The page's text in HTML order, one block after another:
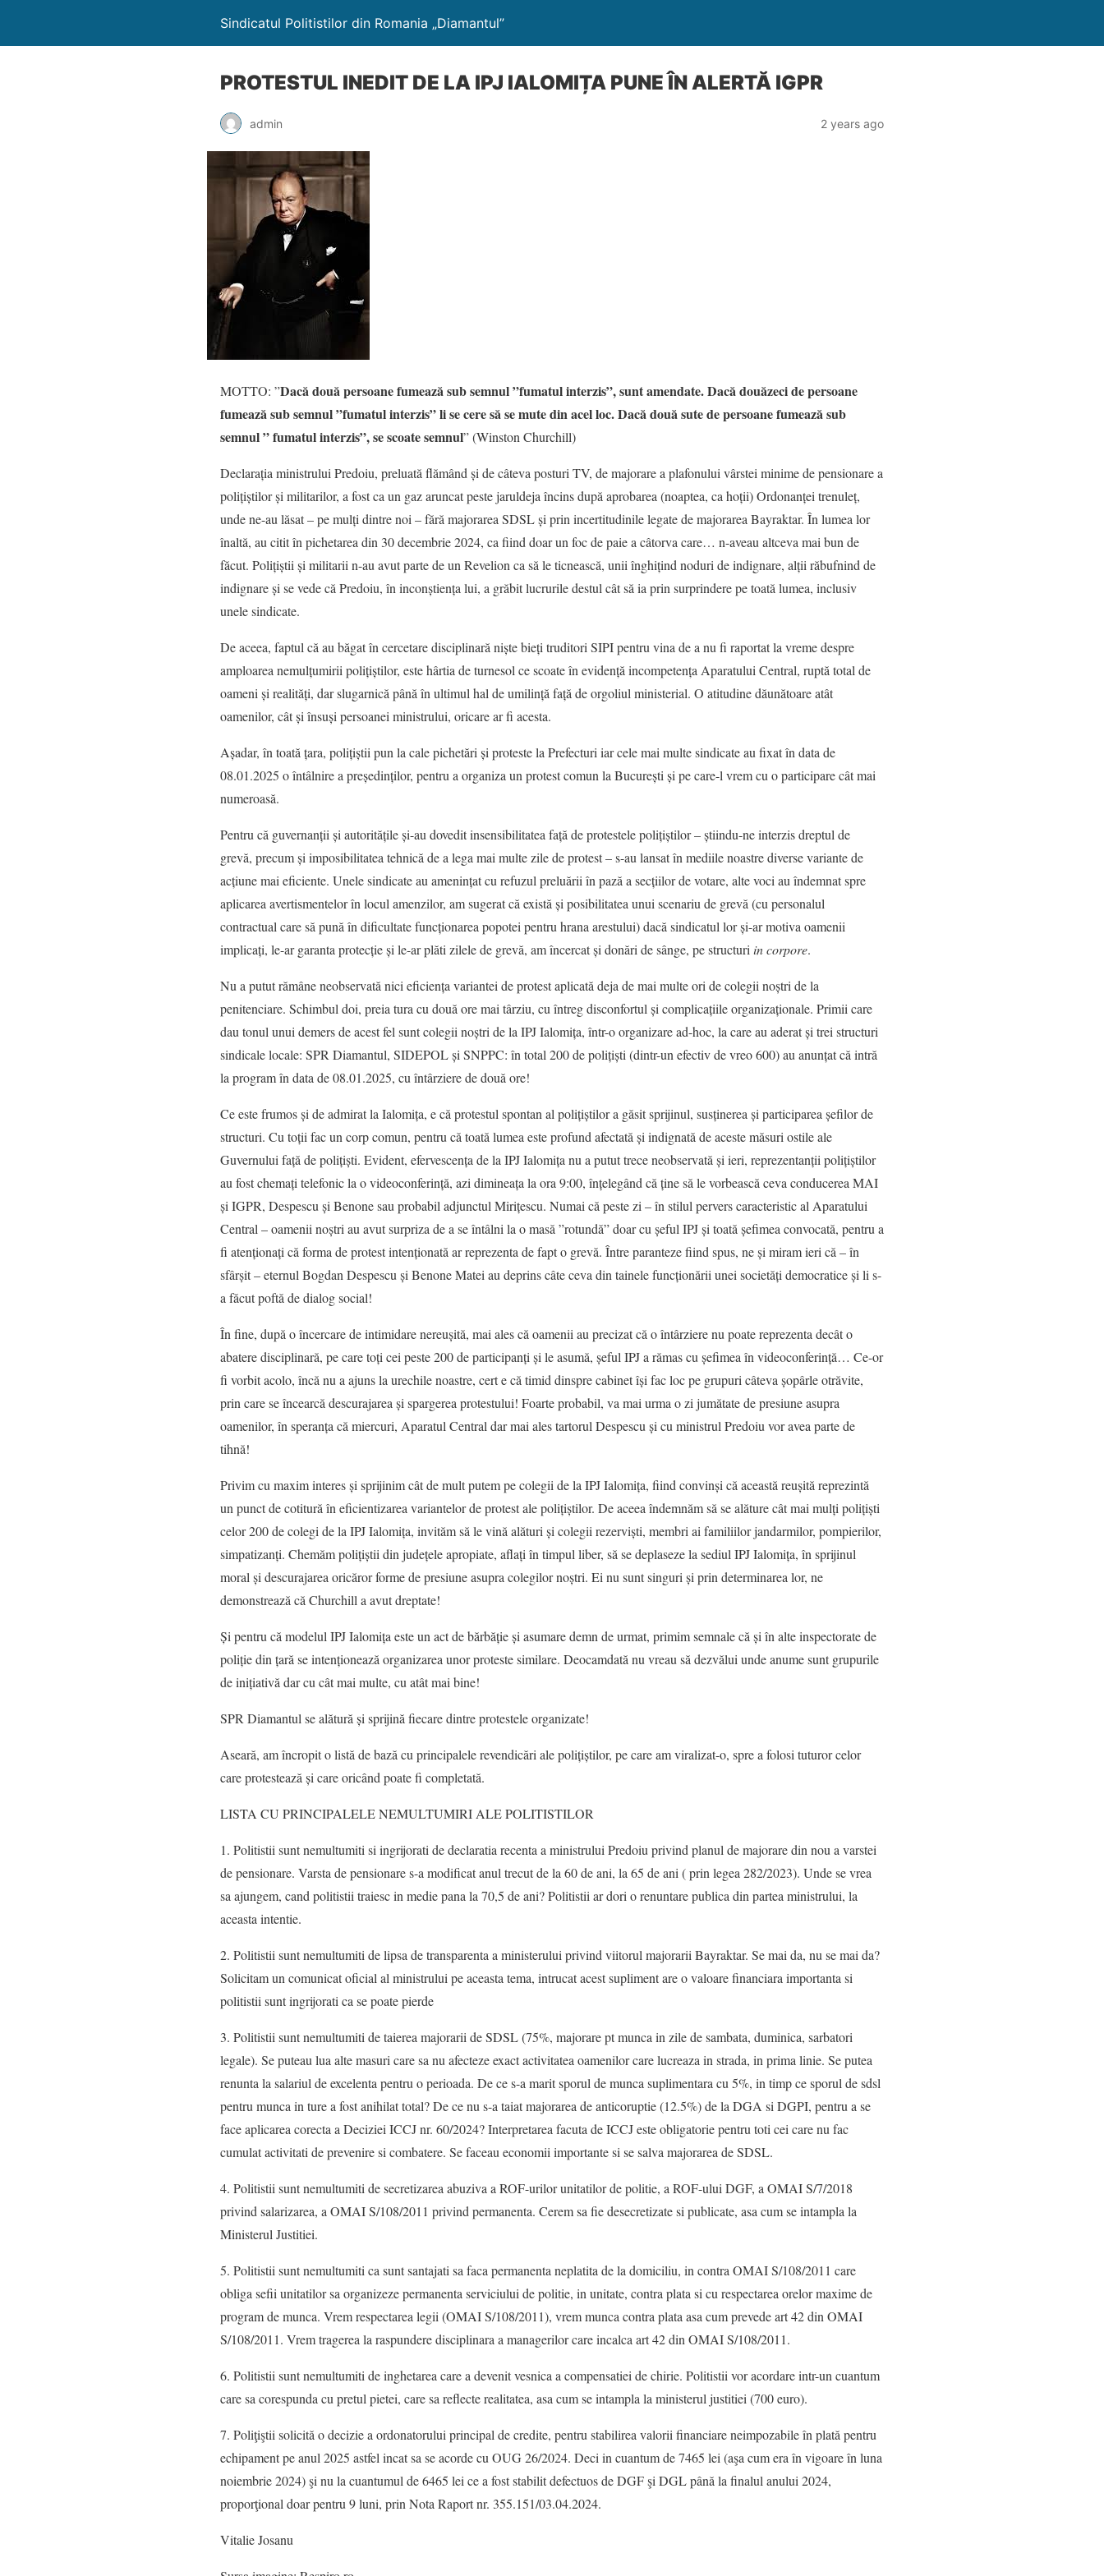
Sindicatul Politistilor din Romania „Diamantul”
PROTESTUL INEDIT DE LA IPJ IALOMIȚA PUNE ÎN ALERTĂ IGPR
admin 2 years ago
MOTTO: ”Dacă două persoane fumează sub semnul ”fumatul interzis”, sunt amendate. Dacă douăzeci de persoane
fumează sub semnul ”fumatul interzis” li se cere să se mute din acel loc. Dacă două sute de persoane fumează sub
semnul ” fumatul interzis”, se scoate semnul” (Winston Churchill)
Declarația ministrului Predoiu, preluată flămând și de câteva posturi TV, de majorare a plafonului vârstei minime de pensionare a
polițiștilor și militarilor, a fost ca un gaz aruncat peste jaruldeja încins după aprobarea (noaptea, ca hoții) Ordonanței trenuleț,
unde ne-au lăsat – pe mulți dintre noi – fără majorarea SDSL și prin incertitudinile legate de majorarea Bayraktar. În lumea lor
înaltă, au citit în pichetarea din 30 decembrie 2024, ca fiind doar un foc de paie a câtorva care… n-aveau altceva mai bun de
făcut. Polițiștii și militarii n-au avut parte de un Revelion ca să le ticnească, unii înghițind noduri de indignare, alții răbufnind de
indignare și se vede că Predoiu, în inconștiența lui, a grăbit lucrurile destul cât să ia prin surprindere pe toată lumea, inclusiv
unele sindicate.
De aceea, faptul că au băgat în cercetare disciplinară niște bieți truditori SIPI pentru vina de a nu fi raportat la vreme despre
amploarea nemulțumirii polițiștilor, este hârtia de turnesol ce scoate în evidență incompetența Aparatului Central, ruptă total de
oameni și realități, dar slugarnică până în ultimul hal de umilință față de orgoliul ministerial. O atitudine dăunătoare atât
oamenilor, cât și însuși persoanei ministrului, oricare ar fi acesta.
Așadar, în toată țara, polițiștii pun la cale pichetări și proteste la Prefecturi iar cele mai multe sindicate au fixat în data de
08.01.2025 o întâlnire a președinților, pentru a organiza un protest comun la București și pe care-l vrem cu o participare cât mai
numeroasă.
Pentru că guvernanții și autoritățile și-au dovedit insensibilitatea față de protestele polițiștilor – știindu-ne interzis dreptul de
grevă, precum și imposibilitatea tehnică de a lega mai multe zile de protest – s-au lansat în mediile noastre diverse variante de
acțiune mai eficiente. Unele sindicate au amenințat cu refuzul preluării în pază a secțiilor de votare, alte voci au îndemnat spre
aplicarea avertismentelor în locul amenzilor, am sugerat că există și posibilitatea unui scenariu de grevă (cu personalul
contractual care să pună în dificultate funcționarea popotei pentru hrana arestului) dacă sindicatul lor și-ar motiva oamenii
implicați, le-ar garanta protecție și le-ar plăti zilele de grevă, am încercat și donări de sânge, pe structuri in corpore.
Nu a putut rămâne neobservată nici eficiența variantei de protest aplicată deja de mai multe ori de colegii noștri de la
penitenciare. Schimbul doi, preia tura cu două ore mai târziu, cu întreg disconfortul și complicațiile organizaționale. Primii care
dau tonul unui demers de acest fel sunt colegii noștri de la IPJ Ialomița, într-o organizare ad-hoc, la care au aderat și trei structuri
sindicale locale: SPR Diamantul, SIDEPOL și SNPPC: în total 200 de polițiști (dintr-un efectiv de vreo 600) au anunțat că intră
la program în data de 08.01.2025, cu întârziere de două ore!
Ce este frumos și de admirat la Ialomița, e că protestul spontan al polițiștilor a găsit sprijinul, susținerea și participarea șefilor de
structuri. Cu toții fac un corp comun, pentru că toată lumea este profund afectată și indignată de aceste măsuri ostile ale
Guvernului față de polițiști. Evident, efervescența de la IPJ Ialomița nu a putut trece neobservată și ieri, reprezentanții polițiștilor
au fost chemați telefonic la o videoconferință, azi dimineața la ora 9:00, înțelegând că ține să le vorbească ceva conducerea MAI
și IGPR, Despescu și Benone sau probabil adjunctul Mirițescu. Numai că peste zi – în stilul pervers caracteristic al Aparatului
Central – oamenii noștri au avut surpriza de a se întâlni la o masă ”rotundă” doar cu șeful IPJ și toată șefimea convocată, pentru a
fi atenționați că forma de protest intenționată ar reprezenta de fapt o grevă. Între paranteze fiind spus, ne și miram ieri că – în
sfârșit – eternul Bogdan Despescu și Benone Matei au deprins câte ceva din tainele funcționării unei societăți democratice și li s-
a făcut poftă de dialog social!
În fine, după o încercare de intimidare nereușită, mai ales că oamenii au precizat că o întârziere nu poate reprezenta decât o
abatere disciplinară, pe care toți cei peste 200 de participanți și le asumă, șeful IPJ a rămas cu șefimea în videoconferință… Ce-or
fi vorbit acolo, încă nu a ajuns la urechile noastre, cert e că timid dinspre cabinet își fac loc pe grupuri câteva șopârle otrăvite,
prin care se încearcă descurajarea și spargerea protestului! Foarte probabil, va mai urma o zi jumătate de presiune asupra
oamenilor, în speranța că miercuri, Aparatul Central dar mai ales tartorul Despescu și cu ministrul Predoiu vor avea parte de
tihnă!
Privim cu maxim interes și sprijinim cât de mult putem pe colegii de la IPJ Ialomița, fiind convinși că această reușită reprezintă
un punct de cotitură în eficientizarea variantelor de protest ale polițiștilor. De aceea îndemnăm să se alăture cât mai mulți polițiști
celor 200 de colegi de la IPJ Ialomița, invităm să le vină alături și colegii rezerviști, membri ai familiilor jandarmilor, pompierilor,
simpatizanți. Chemăm polițiștii din județele apropiate, aflați în timpul liber, să se deplaseze la sediul IPJ Ialomița, în sprijinul
moral și descurajarea oricăror forme de presiune asupra colegilor noștri. Ei nu sunt singuri și prin determinarea lor, ne
demonstrează că Churchill a avut dreptate!
Și pentru că modelul IPJ Ialomița este un act de bărbăție și asumare demn de urmat, primim semnale că și în alte inspectorate de
poliție din țară se intenționează organizarea unor proteste similare. Deocamdată nu vreau să dezvălui unde anume sunt grupurile
de inițiativă dar cu cât mai multe, cu atât mai bine!
SPR Diamantul se alătură și sprijină fiecare dintre protestele organizate!
Aseară, am încropit o listă de bază cu principalele revendicări ale polițiștilor, pe care am viralizat-o, spre a folosi tuturor celor
care protestează și care oricând poate fi completată.
LISTA CU PRINCIPALELE NEMULTUMIRI ALE POLITISTILOR
1. Politistii sunt nemultumiti si ingrijorati de declaratia recenta a ministrului Predoiu privind planul de majorare din nou a varstei
de pensionare. Varsta de pensionare s-a modificat anul trecut de la 60 de ani, la 65 de ani ( prin legea 282/2023). Unde se vrea
sa ajungem, cand politistii traiesc in medie pana la 70,5 de ani? Politistii ar dori o renuntare publica din partea ministrului, la
aceasta intentie.
2. Politistii sunt nemultumiti de lipsa de transparenta a ministerului privind viitorul majorarii Bayraktar. Se mai da, nu se mai da?
Solicitam un comunicat oficial al ministrului pe aceasta tema, intrucat acest supliment are o valoare financiara importanta si
politistii sunt ingrijorati ca se poate pierde
3. Politistii sunt nemultumiti de taierea majorarii de SDSL (75%, majorare pt munca in zile de sambata, duminica, sarbatori
legale). Se puteau lua alte masuri care sa nu afecteze exact activitatea oamenilor care lucreaza in strada, in prima linie. Se putea
renunta la salariul de excelenta pentru o perioada. De ce s-a marit sporul de munca suplimentara cu 5%, in timp ce sporul de sdsl
pentru munca in ture a fost anihilat total? De ce nu s-a taiat majorarea de anticoruptie (12.5%) de la DGA si DGPI, pentru a se
face aplicarea corecta a Deciziei ICCJ nr. 60/2024? Interpretarea facuta de ICCJ este obligatorie pentru toti cei care nu fac
cumulat activitati de prevenire si combatere. Se faceau economii importante si se salva majorarea de SDSL.
4. Politistii sunt nemultumiti de secretizarea abuziva a ROF-urilor unitatilor de politie, a ROF-ului DGF, a OMAI S/7/2018
privind salarizarea, a OMAI S/108/2011 privind permanenta. Cerem sa fie desecretizate si publicate, asa cum se intampla la
Ministerul Justitiei.
5. Politistii sunt nemultumiti ca sunt santajati sa faca permanenta neplatita de la domiciliu, in contra OMAI S/108/2011 care
obliga sefii unitatilor sa organizeze permanenta serviciului de politie, in unitate, contra plata si cu respectarea orelor maxime de
program de munca. Vrem respectarea legii (OMAI S/108/2011), vrem munca contra plata asa cum prevede art 42 din OMAI
S/108/2011. Vrem tragerea la raspundere disciplinara a managerilor care incalca art 42 din OMAI S/108/2011.
6. Politistii sunt nemultumiti de inghetarea care a devenit vesnica a compensatiei de chirie. Politistii vor acordare intr-un cuantum
care sa corespunda cu pretul pietei, care sa reflecte realitatea, asa cum se intampla la ministerul justitiei (700 euro).
7. Poliţiştii solicită o decizie a ordonatorului principal de credite, pentru stabilirea valorii financiare neimpozabile în plată pentru
echipament pe anul 2025 astfel incat sa se acorde cu OUG 26/2024. Deci in cuantum de 7465 lei (aşa cum era în vigoare în luna
noiembrie 2024) şi nu la cuantumul de 6465 lei ce a fost stabilit defectuos de DGF şi DGL până la finalul anului 2024,
proporţional doar pentru 9 luni, prin Nota Raport nr. 355.151/03.04.2024.
Vitalie Josanu